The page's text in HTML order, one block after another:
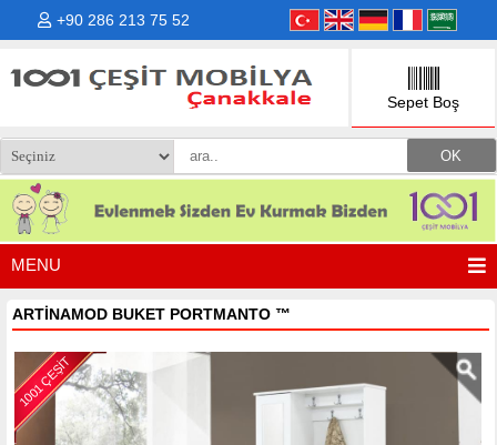
+90 286 213 75 52
Sepet Boş
MENU
ARTİNAMOD BUKET PORTMANTO ™
1001 ÇEŞİT